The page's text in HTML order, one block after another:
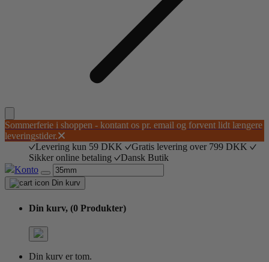
Sommerferie i shoppen - kontant os pr. email og forvent lidt længere
leveringstider.
Levering kun 59 DKK
Gratis levering over 799 DKK
Sikker online betaling
Dansk Butik
Konto
Din kurv
Din kurv, (0 Produkter)
Din kurv er tom.